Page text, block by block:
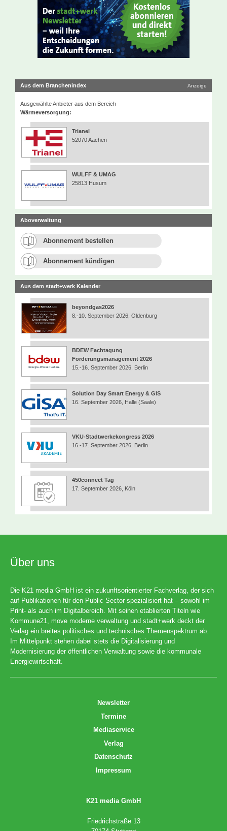
Aus dem Branchenindex Anzeige
Ausgewählte Anbieter aus dem Bereich
Wärmeversorgung:
Trianel
52070 Aachen
WULFF & UMAG
25813 Husum
Aboverwaltung
Abonnement bestellen
Abonnement kündigen
Aus dem stadt+werk Kalender
beyondgas2026
8.-10. September 2026, Oldenburg
BDEW Fachtagung
Forderungsmanagement 2026
15.-16. September 2026, Berlin
Solution Day Smart Energy & GIS
16. September 2026, Halle (Saale)
VKU-Stadtwerkekongress 2026
16.-17. September 2026, Berlin
450connect Tag
17. September 2026, Köln
Über uns
Die K21 media GmbH ist ein zukunftsorientierter Fachverlag, der sich
auf Publikationen für den Public Sector spezialisiert hat – sowohl im
Print- als auch im Digitalbereich. Mit seinen etablierten Titeln wie
Kommune21, move moderne verwaltung und stadt+werk deckt der
Verlag ein breites politisches und technisches Themenspektrum ab.
Im Mittelpunkt stehen dabei stets die Digitalisierung und
Modernisierung der öffentlichen Verwaltung sowie die kommunale
Energiewirtschaft.
Newsletter
Termine
Mediaservice
Verlag
Datenschutz
Impressum
K21 media GmbH
Friedrichstraße 13